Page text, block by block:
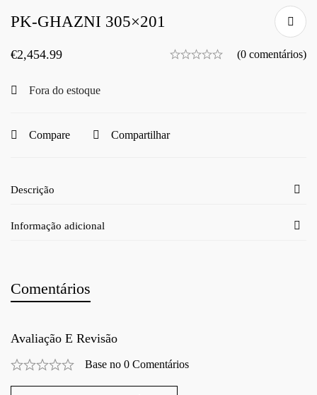
PK-GHAZNI 305×201
€2,454.99 (0 comentários)
Fora do estoque
Compare Compartilhar
Descrição
Informação adicional
Comentários
Avaliação E Revisão
Base no 0 Comentários